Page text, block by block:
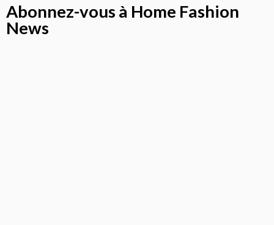
Abonnez-vous à Home Fashion
News